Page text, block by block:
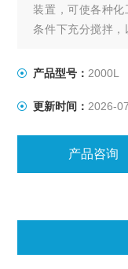
装置，可使各种
条件下充分搅拌，
进行搅拌反应的选
产品型号： 2000L
更新时间： 2026-
产品咨询